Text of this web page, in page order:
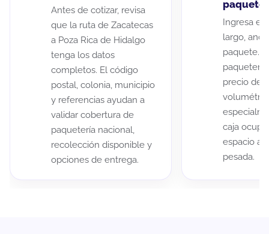
Antes de cotizar, revisa
que la ruta de Zacatecas
a Poza Rica de Hidalgo
tenga los datos
completos. El código
postal, colonia, municipio
y referencias ayudan a
validar cobertura de
paquetería nacional,
recolección disponible y
opciones de entrega.
paquete
Ingresa el
largo,
paquete.
precio de
caja
espacio
pesada.